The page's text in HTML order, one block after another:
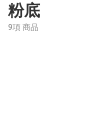
粉底
9項 商品